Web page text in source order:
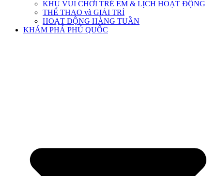
KHU VUI CHƠI TRẺ EM & LỊCH HOẠT ĐỘNG
THỂ THAO và GIẢI TRÍ
HOẠT ĐỘNG HÀNG TUẦN
KHÁM PHÁ PHÚ QUỐC